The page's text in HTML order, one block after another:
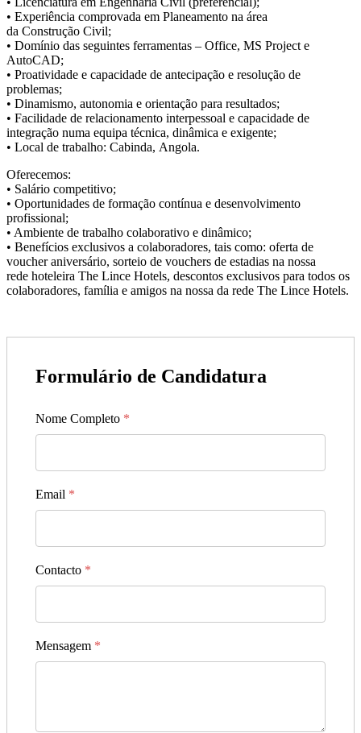
• Experiência comprovada em Planeamento na área
da Construção Civil;
• Domínio das seguintes ferramentas – Office, MS Project e
AutoCAD;
• Proatividade e capacidade de antecipação e resolução de
problemas;
• Dinamismo, autonomia e orientação para resultados;
• Facilidade de relacionamento interpessoal e capacidade de
integração numa equipa técnica, dinâmica e exigente;
• Local de trabalho: Cabinda, Angola.
Oferecemos:
• Salário competitivo;
• Oportunidades de formação contínua e desenvolvimento
profissional;
• Ambiente de trabalho colaborativo e dinâmico;
• Benefícios exclusivos a colaboradores, tais como: oferta de
voucher aniversário, sorteio de vouchers de estadias na nossa
rede hoteleira The Lince Hotels, descontos exclusivos para todos os
colaboradores, família e amigos na nossa da rede The Lince Hotels.
Formulário de Candidatura
Nome Completo *
Email *
Contacto *
Mensagem *